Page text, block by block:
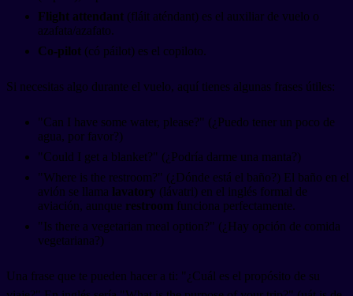
Flight attendant (fláit aténdant) es el auxiliar de vuelo o
azafata/azafato.
Co-pilot (có páilot) es el copiloto.
Si necesitas algo durante el vuelo, aquí tienes algunas frases útiles:
"Can I have some water, please?" (¿Puedo tener un poco de
agua, por favor?)
"Could I get a blanket?" (¿Podría darme una manta?)
"Where is the restroom?" (¿Dónde está el baño?) El baño en el
avión se llama lavatory (lávatri) en el inglés formal de
aviación, aunque restroom funciona perfectamente.
"Is there a vegetarian meal option?" (¿Hay opción de comida
vegetariana?)
Una frase que te pueden hacer a ti: "¿Cuál es el propósito de su